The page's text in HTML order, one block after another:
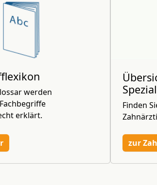
werden
erklärt.
Finden
zur